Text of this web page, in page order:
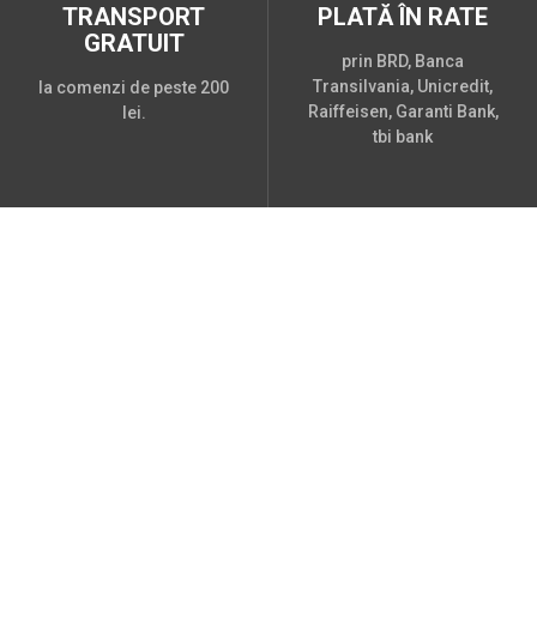
TRANSPORT
GRATUIT
la comenzi de peste 200
lei.
PLATĂ ÎN RATE
prin BRD, Banca
Transilvania, Unicredit,
Raiffeisen, Garanti Bank,
tbi bank